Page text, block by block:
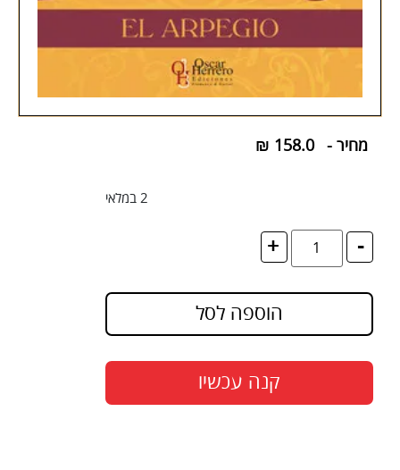
מחיר - ₪ 158.0
2 במלאי
-
+
הוספה לסל
קנה עכשיו